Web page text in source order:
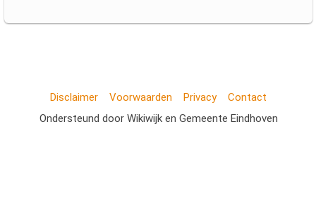
Disclaimer Voorwaarden Privacy
Contact
Ondersteund door Wikiwijk en Gemeente Eindhoven